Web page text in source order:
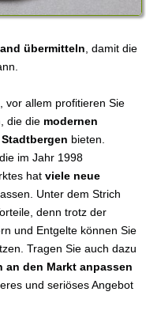
übermitteln , damit die
vor allem profitieren Sie
die die modernen
bieten.
im Jahr 1998
hat viele neue
Unter dem Strich
denn trotz der
und Entgelte können Sie
Tragen Sie auch dazu
den Markt anpassen
und seriöses Angebot